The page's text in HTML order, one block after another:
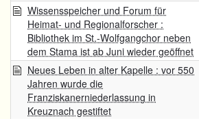
Wissensspeicher und Forum für
Heimat- und Regionalforscher :
Bibliothek im St.-Wolfgangchor neben
dem Stama ist ab Juni wieder geöffnet
Neues Leben in alter Kapelle : vor 550
Jahren wurde die
Franziskanerniederlassung in
Kreuznach gestiftet